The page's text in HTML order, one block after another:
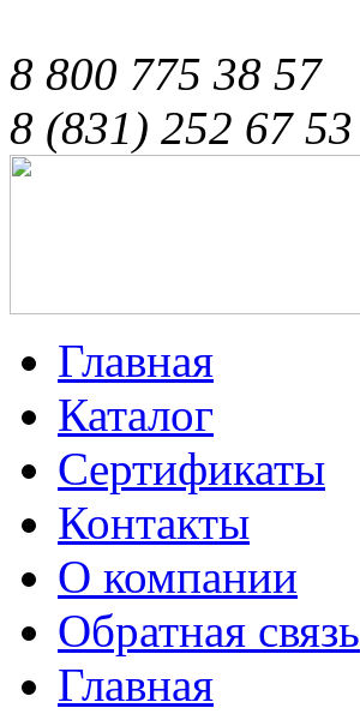
8 800 775 38 57
8 (831) 252 67 53
Главная
Каталог
Сертификаты
Контакты
О компании
Обратная связь
Главная